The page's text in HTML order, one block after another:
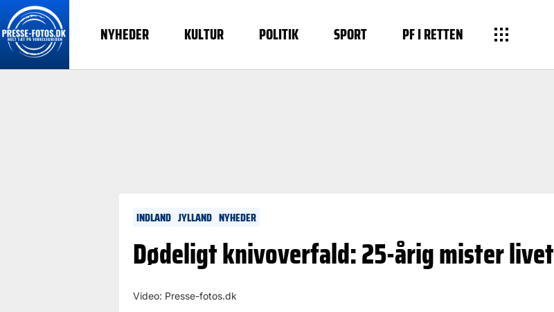
NYHEDER KULTUR POLITIK SPORT PF I RETTEN
INDLAND JYLLAND NYHEDER
Dødeligt knivoverfald: 25-årig mister livet
Video: Presse-fotos.dk